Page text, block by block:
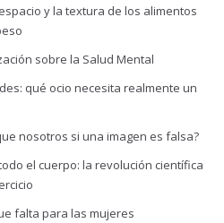
y la textura de los alimentos
sobre la Salud Mental
qué ocio necesita realmente un
nosotros si una imagen es falsa?
el cuerpo: la revolución científica
falta para las mujeres